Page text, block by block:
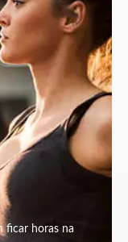
ficar horas na